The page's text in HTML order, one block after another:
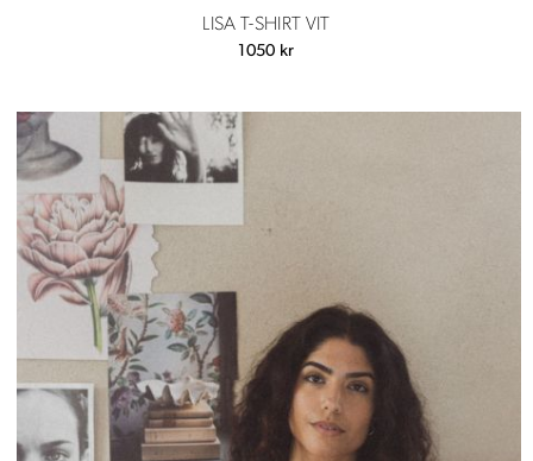
LISA T-SHIRT VIT
1050 kr